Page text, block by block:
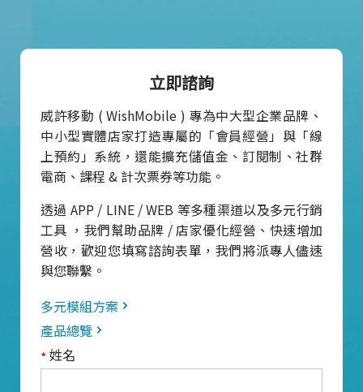
立即諮詢
威許移動 ( WishMobile ) 專為中大型企業品牌、
中小型實體店家打造專屬的「會員經營」與「線
上預約」系統，還能擴充儲值金、訂閱制、社群
電商、課程 & 計次票券等功能。
透過 APP / LINE / WEB 等多種渠道以及多元行銷
工具 ，我們幫助品牌 / 店家優化經營、快速增加
營收，歡迎您填寫諮詢表單，我們將派專人儘速
與您聯繫。
多元模組方案
產品總覽
*姓名